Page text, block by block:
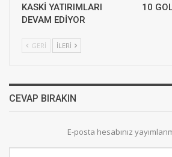
KASKİ YATIRIMLARI
DEVAM EDİYOR
10
GERI İLERI
CEVAP BIRAKIN
E-posta hesabınız